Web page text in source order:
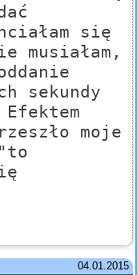
się
musiałam,
sekundy
moje
04.01.2015